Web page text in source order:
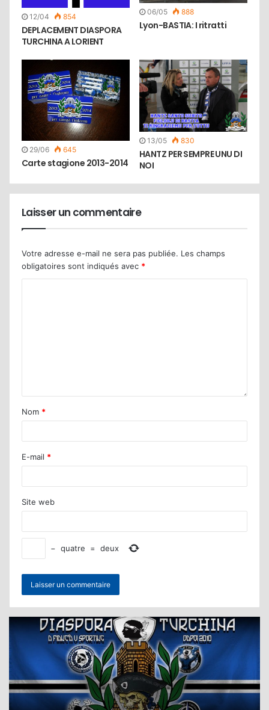
12/04 854
DEPLACEMENT DIASPORA
TURCHINA A LORIENT
06/05 888
Lyon-BASTIA: I ritratti
29/06 645
Carte stagione 2013-2014
13/05 830
HANTZ PER SEMPRE UNU DI
NOI
Laisser un commentaire
Votre adresse e-mail ne sera pas publiée. Les champs
obligatoires sont indiqués avec *
Nom *
E-mail *
Site web
− quatre = deux